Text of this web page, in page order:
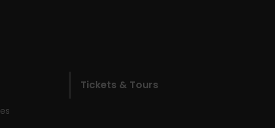
Tickets & Tours